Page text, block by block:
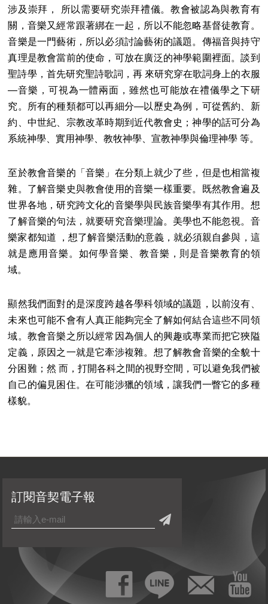
涉及崇拜， 所以需要研究崇拜禮儀。教會被認為與教育有
關，音樂又經常跟著綁在一起，所以不能忽略基督徒教育。
音樂是一門藝術，所以必須討論藝術的議題。傳福音與持守
真理是教會當前的使命，可放在廣泛的神學範圍裡面。談到
聖詩學，首先研究聖詩歌詞，再 來研究穿在歌詞身上的衣服
―音樂，可視為一體兩面，雖然也可能放在禮儀學之下研
究。所有的種類都可以再細分―以歷史為例，可從舊約、新
約、中世紀、宗教改革時期到近代教會史；神學的話可分為
系統神學、實用神學、教牧神學、宣教神學與倫理神學 等。
至於教會音樂的「音樂」在分類上就少了些，但是也相當複
雜。了解音樂史與教會使用的音樂一樣重要。既然教會遍及
世界各地，研究跨文化的音樂學與民族音樂學有其作用。想
了解音樂的句法，就要研究音樂理論。美學也不能忽視。音
樂家都知道 ，想了解音樂活動的意義，就必須親自參與，這
就是應用音樂。如何學音樂、教音樂，則是音樂教育的領
域。
顯然我們面對的是深度跨越各學科領域的議題，以前沒有、
未來也可能不會有人真正能夠完全了解如何結合這些不同領
域。教會音樂之所以經常因為個人的興趣或專業而把它狹隘
定義，原因之一就是它牽涉複雜。想了解教會音樂的全貌十
分困難；然 而，打開各科之間的視野空間，可以避免我們被
自己的偏見困住。在可能涉獵的領域，讓我們一瞥它的多種
樣貌。
訂閱音契電子報